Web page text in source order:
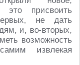
это присвоить
не дать
и, во-вторых,
возможность
извлекая